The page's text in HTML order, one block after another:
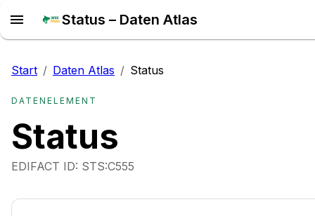
Status – Daten Atlas
Start / Daten Atlas / Status
DATENELEMENT
Status
EDIFACT ID: STS:C555